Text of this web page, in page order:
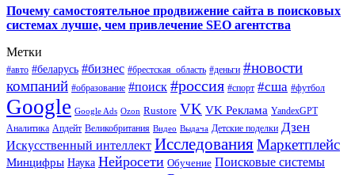
Почему самостоятельное продвижение сайта в поисковых
системах лучше, чем привлечение SEO агентства
Метки
#авто #беларусь #бизнес #брестская_область #деньги #новости
компаний #образование #поиск #россия #спорт #сша #футбол
Google Google Ads Ozon Rustore VK VK Реклама YandexGPT
Аналитика Апдейт Великобритания Видео Выдача Детские поделки Дзен
Искусственный интеллект ИсследованияМаркетплейс
Минцифры Наука Нейросети Обучение Поисковые системы